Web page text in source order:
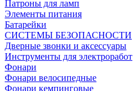
Патроны для ламп
Элементы питания
Батарейки
СИСТЕМЫ БЕЗОПАСНОСТИ
Дверные звонки и аксессуары
Инструменты для электроработ
Фонари
Фонари велосипедные
Фонари кемпинговые